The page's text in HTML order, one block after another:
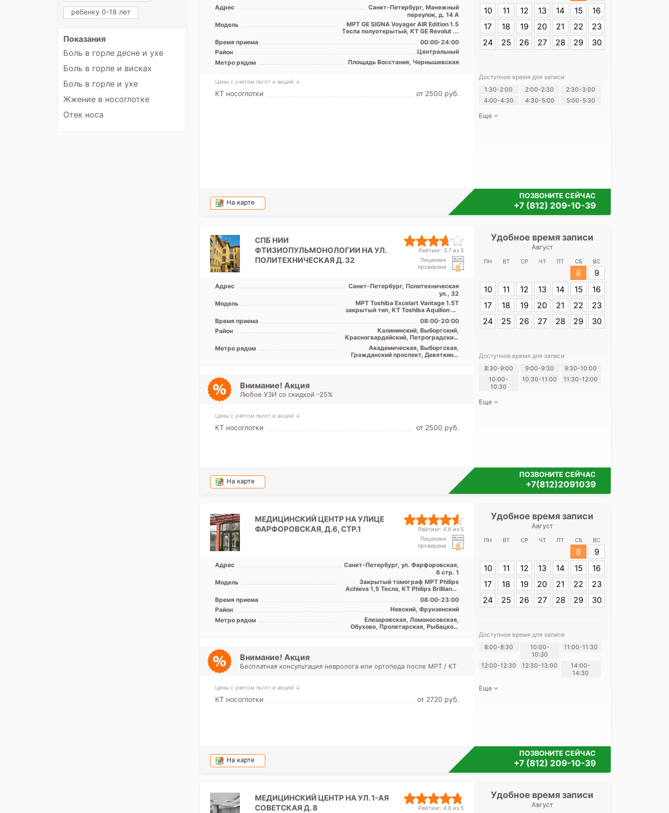
ребенку 0-18 лет
Показания
Боль в горле десне и ухе
Боль в горле и висках
Боль в горле и ухе
Жжение в носоглотке
Отек носа
Адрес
Санкт-Петербург, Манежный
переулок, д. 14 А
Модель
МРТ GE SIGNA Voyager AIR Edition 1.5
Tесла полуоткрытый, КТ GE Revolut ...
Время приема
00:00-24:00
Район
Центральный
Метро рядом
Площадь Восстания, Чернышевская
Цены с учетом льгот и акций ↓
КТ носоглотки от 2500 pуб.
10
11 12 13 14 15
16
17
18 19 20 21 22
23
24
25 26 27 28 29 30
Доступное время для записи
1:30-2:00
2:00-2:30
2:30-3:00
4:00-4:30
4:30-5:00 5:00-5:30
Еще
На карте
ПОЗВОНИТЕ СЕЙЧАС
+7 (812) 209-10-39
СПБ НИИ
ФТИЗИОПУЛЬМОНОЛОГИИ НА УЛ.
ПОЛИТЕХНИЧЕСКАЯ Д. 32
Рейтинг: 3.7 из 5
Лицензия
проверена
Адрес
Санкт-Петербург, Политехническая
ул., 32
Модель
МРТ Toshiba Excelart Vantage 1.5T
закрытый тип, КТ Toshiba Aquilion 32
...
Время приема
08:00-20:00
Район
Калининский, Выборгский,
Красногвардейский, Петроградский,
Приморский
Метро рядом
Академическая, Выборгская,
Гражданский проспект, Девяткино,
Внимание! Акция
Любое УЗИ со скидкой -25%
Цены с учетом льгот и акций ↓
КТ носоглотки от 2500 pуб.
Удобное время записи
Август
ПН ВТ СР ЧТ ПТ СБ ВС
8
9
10
11 12 13 14 15
16
17
18 19 20 21 22
23
24
25 26 27 28 29 30
Доступное время для записи
8:30-9:00
9:00-9:30
9:30-10:00
10:00-
10:30
10:30-11:00 11:30-12:00
Еще
На карте
ПОЗВОНИТЕ СЕЙЧАС
+7(812)2091039
МЕДИЦИНСКИЙ ЦЕНТР НА УЛИЦЕ
ФАРФОРОВСКАЯ, Д.6, СТР.1
Рейтинг: 4.6 из 5
Лицензия
проверена
Адрес
Санкт-Петербург, ул. Фарфоровская,
6 стр. 1
Модель
Закрытый томограф МРТ Philips
Achieva 1,5 Тесла, КТ Philips Brilliance
...
Время приема
08:00-23:00
Район
Невский, Фрунзенский
Метро рядом
Елизаровская, Ломоносовская,
Обухово, Пролетарская, Рыбацкое,
Внимание! Акция
Бесплатная консультация невролога или ортопеда после МРТ / КТ
Цены с учетом льгот и акций ↓
КТ носоглотки от 2720 pуб.
Удобное время записи
Август
ПН ВТ СР ЧТ ПТ СБ ВС
8
9
10
11 12 13 14 15
16
17
18 19 20 21 22
23
24
25 26 27 28 29 30
Доступное время для записи
8:00-8:30
10:00-
10:30
11:00-11:30
12:00-12:30 12:30-13:00
14:00-
14:30
Еще
На карте
ПОЗВОНИТЕ СЕЙЧАС
+7 (812) 209-10-39
МЕДИЦИНСКИЙ ЦЕНТР НА УЛ. 1-АЯ
СОВЕТСКАЯ Д. 8
Рейтинг: 4.8 из 5
Удобное время записи
Август